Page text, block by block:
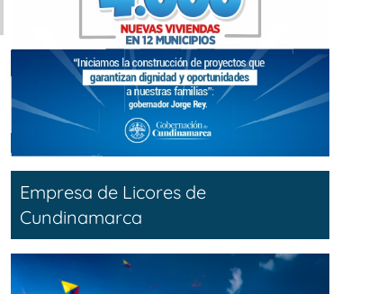
Empresa de Licores de
Cundinamarca